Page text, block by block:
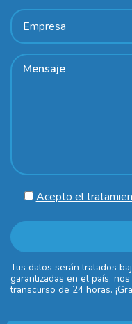
Acepto el
Tus datos serán tratados
garantizadas en el país,
transcurso de 24 horas.